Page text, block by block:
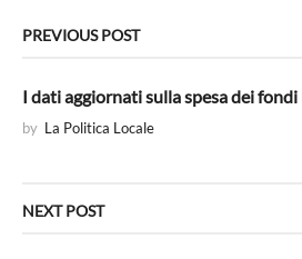
n
t
i
PREVIOUS POST
I dati aggiornati sulla spesa dei
by La Politica Locale
NEXT POST